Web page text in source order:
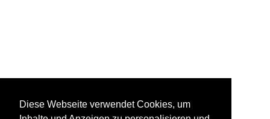
Diese Webseite verwendet Cookies, um